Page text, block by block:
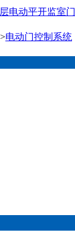
电动平开监室门
>电动门控制系统